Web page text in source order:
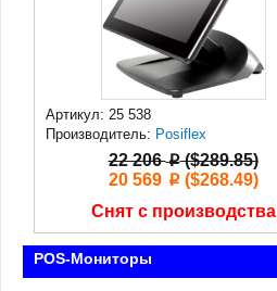
Артикул: 25 538
Производитель: Posiflex
22 206p($289.85)
20 569 p($268.49)
Снят с производства
POS-Мониторы